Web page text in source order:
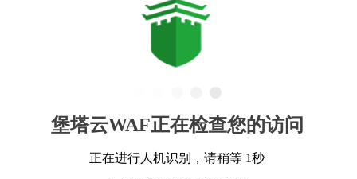
堡塔云WAF正在检查您的访问
正在进行人机识别，请稍等 1秒